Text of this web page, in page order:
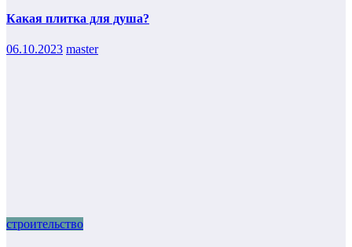
Какая плитка для душа?
06.10.2023 master
строительство